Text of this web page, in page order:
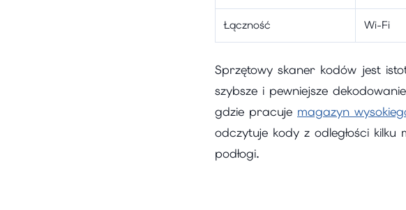
Łączność Wi-Fi
Sprzętowy skaner kodów jest
szybsze i pewniejsze
gdzie pracuje magazyn
odczytuje kody z odległości
podłogi.